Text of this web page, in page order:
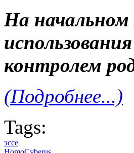
На начальном
контролем
(Подробнее...)
Tags:
эссе